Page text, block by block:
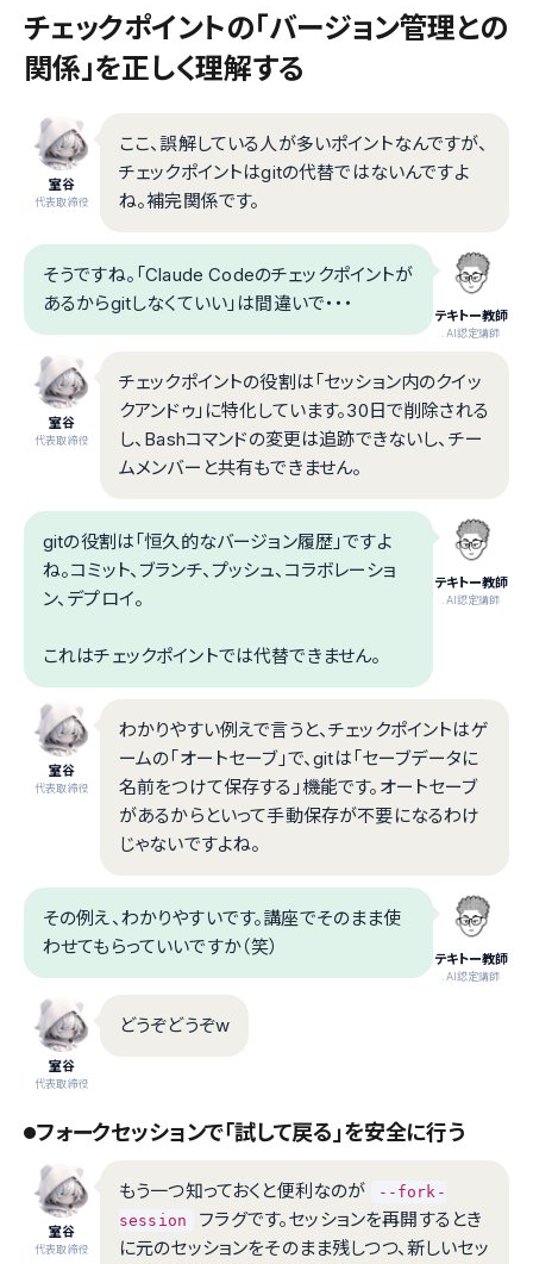
チェックポイントの「バージョン管理との
関係」を正しく理解する
室谷
代表取締役
ここ、誤解している人が多いポイントなんですが、
チェックポイントはgitの代替ではないんですよ
ね。補完関係です。
テキトー教師
.AI認定講師
そうですね。「Claude Codeのチェックポイントが
あるからgitしなくていい」は間違いで・・・
室谷
代表取締役
チェックポイントの役割は「セッション内のクイッ
クアンドゥ」に特化しています。30日で削除される
し、Bashコマンドの変更は追跡できないし、チー
ムメンバーと共有もできません。
テキトー教師
.AI認定講師
gitの役割は「恒久的なバージョン履歴」ですよ
ね。コミット、ブランチ、プッシュ、コラボレーショ
ン、デプロイ。
これはチェックポイントでは代替できません。
室谷
代表取締役
わかりやすい例えで言うと、チェックポイントはゲ
ームの「オートセーブ」で、gitは「セーブデータに
名前をつけて保存する」機能です。オートセーブ
があるからといって手動保存が不要になるわけ
じゃないですよね。
テキトー教師
.AI認定講師
その例え、わかりやすいです。講座でそのまま使
わせてもらっていいですか（笑）
室谷
代表取締役
どうぞどうぞw
フォークセッションで「試して戻る」を安全に行う
室谷
代表取締役
もう一つ知っておくと便利なのが
--fork-
session
フラグです。セッションを再開するとき
に元のセッションをそのまま残しつつ、新しいセッ